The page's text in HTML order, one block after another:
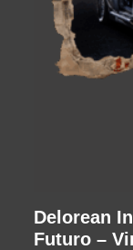
Delorean
Futuro –